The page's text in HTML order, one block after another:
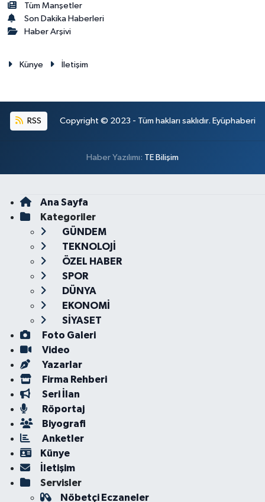
Tüm Manşetler
Son Dakika Haberleri
Haber Arşivi
Künye İletişim
RSS Copyright © 2023 - Tüm hakları saklıdır. Eyüphaberi
Haber Yazılımı: TE Bilişim
Ana Sayfa
Kategoriler
GÜNDEM
TEKNOLOJİ
ÖZEL HABER
SPOR
DÜNYA
EKONOMİ
SİYASET
Foto Galeri
Video
Yazarlar
Firma Rehberi
Seri İlan
Röportaj
Biyografi
Anketler
Künye
İletişim
Servisler
Nöbetçi Eczaneler